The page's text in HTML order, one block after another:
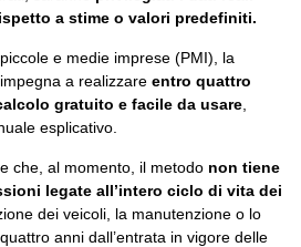
a stime o valori predefiniti.
e medie imprese (PMI), la
a realizzare entro quattro
gratuito e facile da usare
esplicativo.
che, al momento, il metodo non tiene
legate all’intero ciclo di vita dei
dei veicoli, la manutenzione o lo
anni dall’entrata in vigore delle